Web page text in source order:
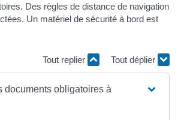
Des règles de distance de navigation
Un matériel de sécurité à bord est
Tout replier Tout déplier
documents obligatoires à